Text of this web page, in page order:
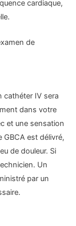
cardiaque,
de
cathéter IV sera
dans votre
et une sensation
est délivré,
de douleur. Si
Un
par un